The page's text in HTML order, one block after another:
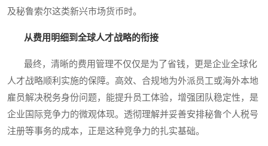
及秘鲁索尔这类新兴市场货币时。
从费用明细到全球人才战略的衔接
最终，清晰的费用管理不仅仅是为了省钱，更是企业全球化
人才战略顺利实施的保障。高效、合规地为外派员工或海外本地
雇员解决税务身份问题，能提升员工体验，增强团队稳定性，是
企业国际竞争力的微观体现。透彻理解并妥善安排秘鲁个人税号
注册等事务的成本，正是这种竞争力的扎实基础。